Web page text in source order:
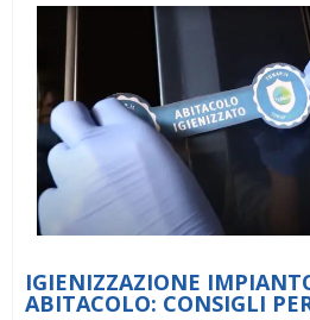
IGIENIZZAZIONE
ABITACOLO: CONSIGLI